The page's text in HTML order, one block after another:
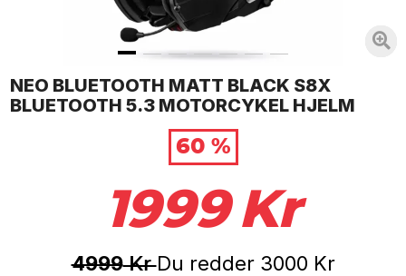
NEO BLUETOOTH MATT BLACK S8X
BLUETOOTH 5.3 MOTORCYKEL HJELM
60 %
1999 Kr
4999KrDu redder 3000 Kr